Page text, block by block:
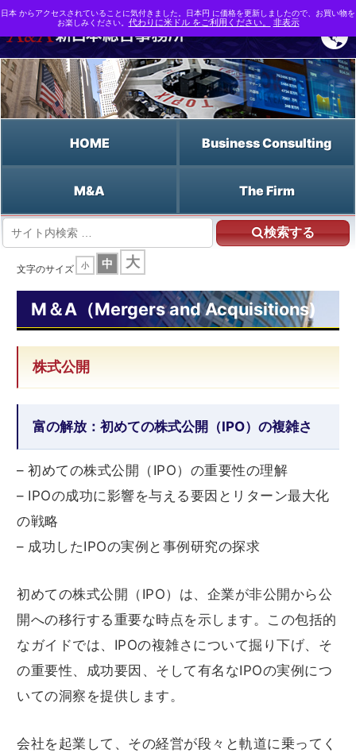
HOME Business Consulting
M&A The Firm
検索する
M&A支援なら新日本総合事務所 | M&A（Mergers and Acquisitions)
文字のサイズ 小 中 大
M＆A（Mergers and Acquisitions)
株式公開
富の解放：初めての株式公開（IPO）の複雑さ
– 初めての株式公開（IPO）の重要性の理解
– IPOの成功に影響を与える要因とリターン最大化
の戦略
– 成功したIPOの実例と事例研究の探求
初めての株式公開（IPO）は、企業が非公開から公
開への移行する重要な時点を示します。この包括的
なガイドでは、IPOの複雑さについて掘り下げ、そ
の重要性、成功要因、そして有名なIPOの実例につ
いての洞察を提供します。
会社を起業して、その経営が段々と軌道に乗ってく
日本 からアクセスされていることに気付きました。日本円 に価格を更新しましたので、お買い物を
お楽しみください。 代わりに米ドル をご利用ください。 非表示